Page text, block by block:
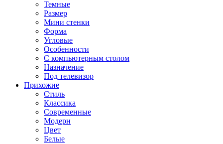
Темные
Размер
Мини стенки
Форма
Угловые
Особенности
С компьютерным столом
Назначение
Под телевизор
Прихожие
Стиль
Классика
Современные
Модерн
Цвет
Белые